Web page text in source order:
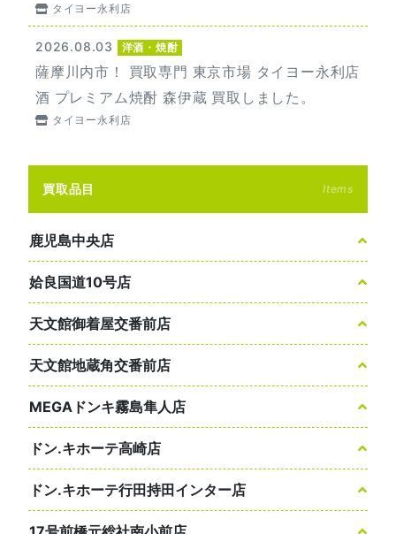
タイヨー永利店
2026.08.03 洋酒・焼酎
薩摩川内市！ 買取専門 東京市場 タイヨー永利店
酒 プレミアム焼酎 森伊蔵 買取しました。
タイヨー永利店
買取品目 Items
鹿児島中央店
姶良国道10号店
天文館御着屋交番前店
天文館地蔵角交番前店
MEGAドンキ霧島隼人店
ドン.キホーテ高崎店
ドン.キホーテ行田持田インター店